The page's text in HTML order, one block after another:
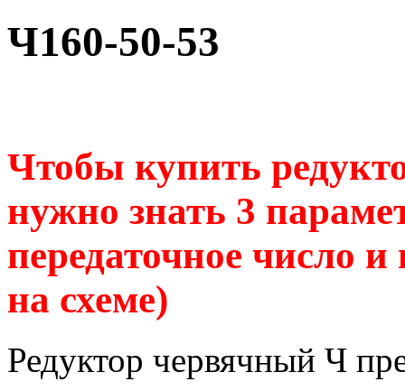
Ч160-50-53
Чтобы купить
нужно знать 3
передаточное число
на схеме)
Редуктор червячный Ч